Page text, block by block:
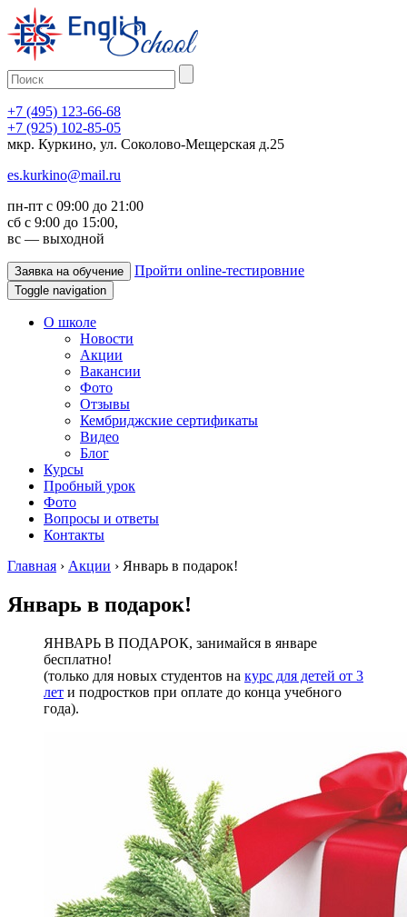
+7 (495) 123-66-68
+7 (925) 102-85-05
мкр. Куркино, ул. Соколово-Мещерская д.25
es.kurkino@mail.ru
пн-пт с 09:00 до 21:00
сб с 9:00 до 15:00,
вс — выходной
Заявка на обучение Пройти online-тестировние
Toggle navigation
О школе
Новости
Акции
Вакансии
Фото
Отзывы
Кембриджские сертификаты
Видео
Блог
Курсы
Пробный урок
Фото
Вопросы и ответы
Контакты
Главная › Акции › Январь в подарок!
Январь в подарок!
ЯНВАРЬ В ПОДАРОК, занимайся в январе
бесплатно!
(только для новых студентов на курс для детей от 3
лет и подростков при оплате до конца учебного
года).